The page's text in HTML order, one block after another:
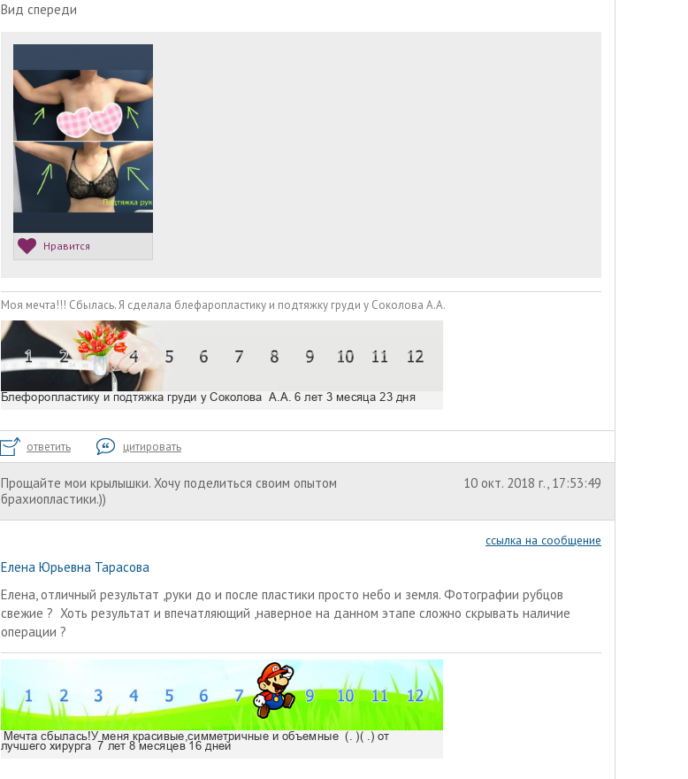
Вид спереди
Нравится
Моя мечта!!! Сбылась. Я сделала блефаропластику и подтяжку груди у Соколова А.А.
ответить цитировать
Прощайте мои крылышки. Хочу поделиться своим опытом
брахиопластики.))
10 окт. 2018 г., 17:53:49
ссылка на сообщение
Елена Юрьевна Тарасова
Елена, отличный результат ,руки до и после пластики просто небо и земля. Фотографии рубцов
свежие ? Хоть результат и впечатляющий ,наверное на данном этапе сложно скрывать наличие
операции ?